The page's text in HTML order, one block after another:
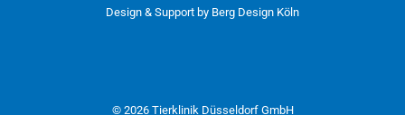
© 2026 Tierklinik Düsseldorf GmbH
Design & Support by Berg Design Köln